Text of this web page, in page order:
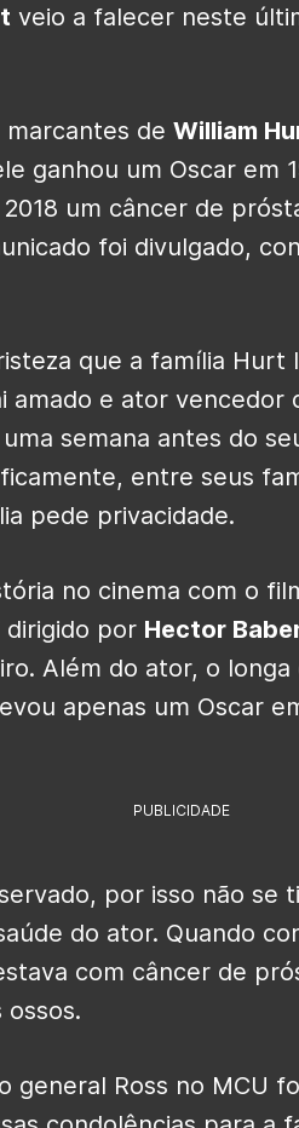
veio a falecer neste
marcantes de William
ganhou um Oscar em
um câncer de
foi divulgado,
que a família Hurt
amado e ator vencedor
semana antes do
entre seus
pede privacidade.
no cinema com o
dirigido por Hector
Além do ator, o
apenas um Oscar
PUBLICIDADE
por isso não se
do ator. Quando
com câncer de
ossos.
general Ross no MCU